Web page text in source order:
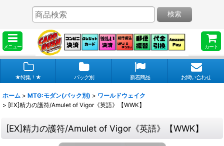
メニュー カート
検索
★特集！★ パック別 新着商品 お問い合わせ
ホーム > MTG:モダン(パック別) > ワールドウェイク
> [EX]精力の護符/Amulet of Vigor《英語》【WWK】
[EX]精力の護符/Amulet of Vigor《英語》【WWK】